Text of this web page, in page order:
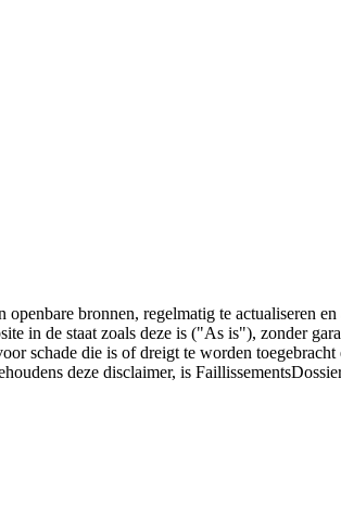
bronnen, regelmatig te actualiseren
in de staat zoals deze is ("As is"), zonder
schade die is of dreigt te worden
deze disclaimer, is